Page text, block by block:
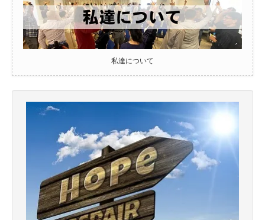
私達について